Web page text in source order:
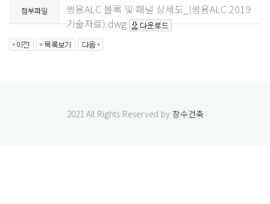
첨부파일
쌍용ALC 블록 및 패널 상세도_(쌍용ALC 2019
기술자료).dwg
2021 All Rights Reserved by 창수건축